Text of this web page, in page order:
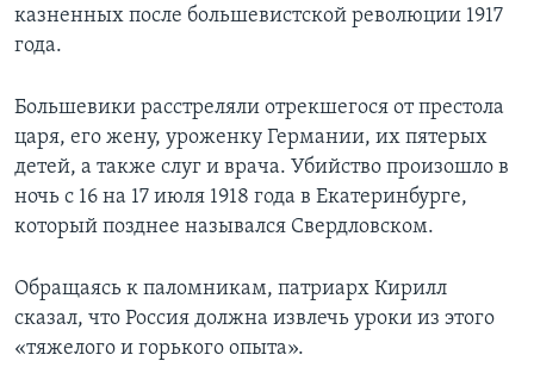
казненных после большевистской революции 1917
года.
Большевики расстреляли отрекшегося от престола
царя, его жену, уроженку Германии, их пятерых
детей, а также слуг и врача. Убийство произошло в
ночь с 16 на 17 июля 1918 года в Екатеринбурге,
который позднее назывался Свердловском.
Обращаясь к паломникам, патриарх Кирилл
сказал, что Россия должна извлечь уроки из этого
«тяжелого и горького опыта».